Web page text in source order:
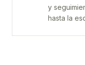
y
hasta la